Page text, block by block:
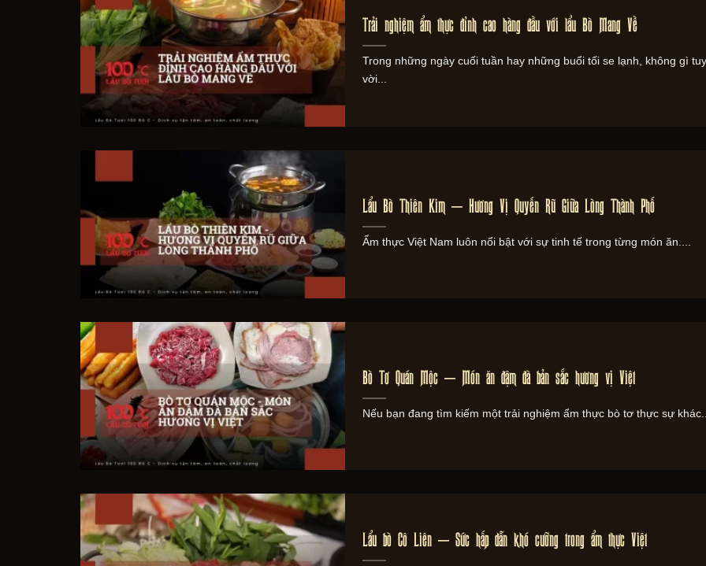
Trải nghiệm ẩm thực đỉnh cao hàng đầu với lẩu Bò Mang Về
Trong những ngày cuối tuần hay những buổi tối se lạnh, không gì
vời...
Lẩu Bò Thiên Kim – Hương Vị Quyến Rũ Giữa Lòng Thành Phố
Ẩm thực Việt Nam luôn nổi bật với sự tinh tế trong từng món ăn....
Bò Tơ Quán Mộc – Món ăn đậm đà bản sắc hương vị Việt
Nếu bạn đang tìm kiếm một trải nghiệm ẩm thực bò tơ thực sự khác...
Lẩu bò Cô Liên – Sức hấp dẫn khó cưỡng trong ẩm thực Việt